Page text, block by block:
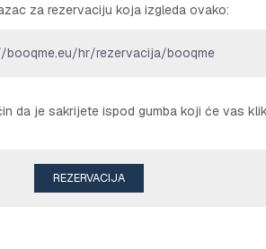
za rezervaciju koja izgleda ovako:
booqme.eu/hr/rezervacija/booqme
da je sakrijete ispod gumba koji će vas
REZERVACIJA